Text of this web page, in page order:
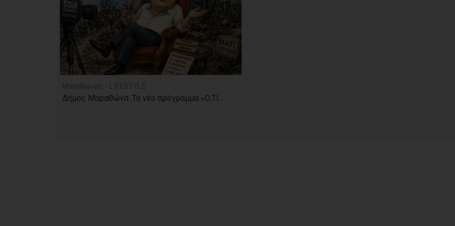
Δήμος Μαραθώνα: Το νέο πρόγραμμα «Ο,ΤΙ...